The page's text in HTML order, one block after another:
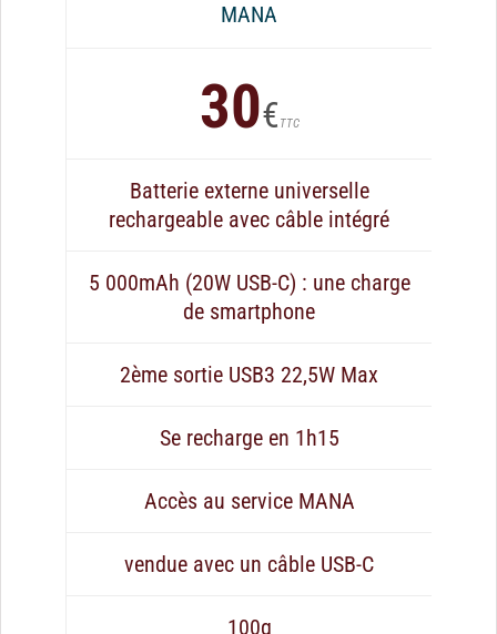
MANA
30€ TTC
Batterie externe universelle
rechargeable avec câble intégré
5 000mAh (20W USB-C) : une charge
de smartphone
2ème sortie USB3 22,5W Max
Se recharge en 1h15
Accès au service MANA
vendue avec un câble USB-C
100g